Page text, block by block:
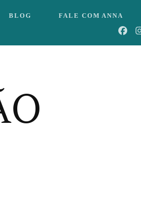
BLOG FALE COM ANNA